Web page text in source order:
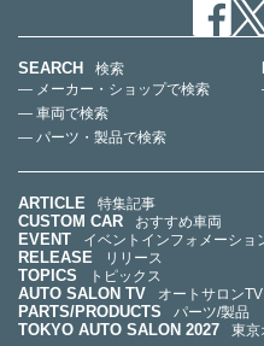
SEARCH
検索
— メーカー・ショップで検索
— 車両で検索
— パーツ・製品で検索
ARTICLE 特集記事
CUSTOM CAR おすすめ車両
EVENT イベントインフォメーショ
RELEASE リリース
TOPICS トピックス
AUTO SALON TV オートサロンTV
PARTS/PRODUCTS パーツ/製品
TOKYO AUTO SALON 2027 東京